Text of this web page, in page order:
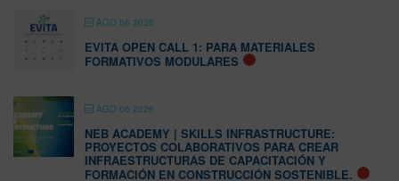
AGO 06 2026
EVITA OPEN CALL 1: PARA MATERIALES
FORMATIVOS MODULARES
AGO 06 2026
NEB ACADEMY | SKILLS INFRASTRUCTURE:
PROYECTOS COLABORATIVOS PARA CREAR
INFRAESTRUCTURAS DE CAPACITACIÓN Y
FORMACIÓN EN CONSTRUCCIÓN SOSTENIBLE.